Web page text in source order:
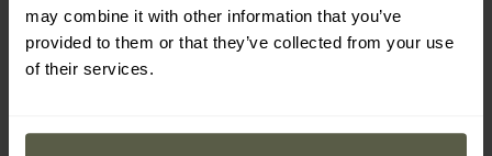
may combine it with other information that you’ve
provided to them or that they’ve collected from your use
of their services.
3: rezistență la abraziune (pe o scară de la 1 la 6)
X: rezistență la tăiere (pe o scară de la A1 la A9)
X : rezistență la perforare (pe o scară de la 0 la 5)
Mănușile respectă standardul de protecție